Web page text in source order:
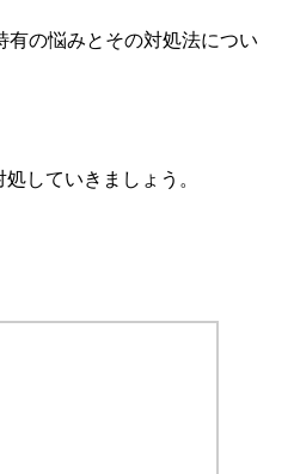
の悩みとその対処法につい
していきましょう。